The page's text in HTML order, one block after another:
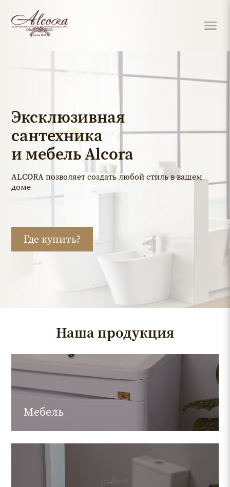
Эксклюзивная
сантехника
и мебель Alcora
ALCORA позволяет создать любой стиль в вашем
доме
Где купить?
Наша продукция
Мебель